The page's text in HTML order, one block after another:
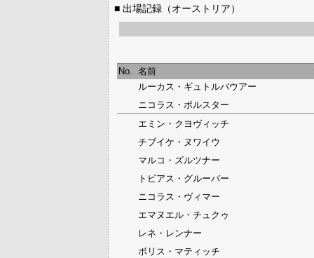
■ 出場記録（オーストリア）
No. 名前
ルーカス・ギュトルバウアー
ニコラス・ポルスター
エミン・クヨヴィッチ
チブイケ・ヌワイウ
マルコ・ズルツナー
トビアス・グルーバー
ニコラス・ヴィマー
エマヌエル・チュクゥ
レネ・レンナー
ボリス・マティッチ